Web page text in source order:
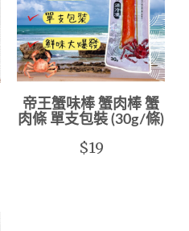
帝王蟹味棒 蟹肉棒 蟹
肉條 單支包裝 (30g/條)
$19